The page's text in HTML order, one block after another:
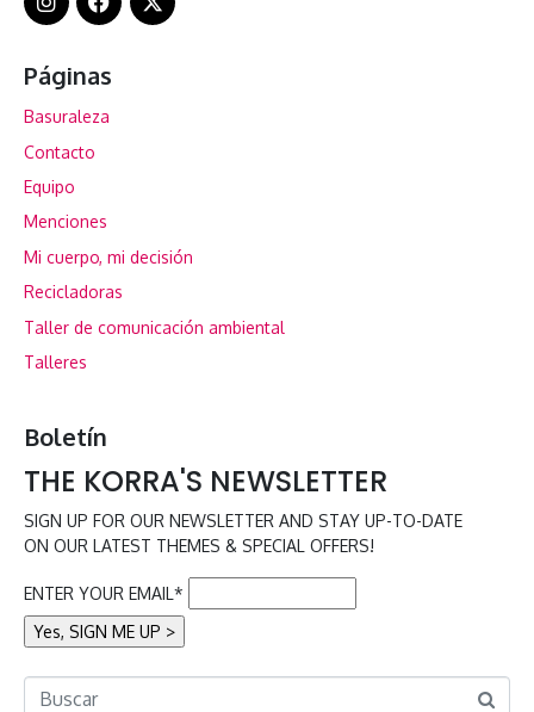
Páginas
Basuraleza
Contacto
Equipo
Menciones
Mi cuerpo, mi decisión
Recicladoras
Taller de comunicación ambiental
Talleres
Boletín
THE KORRA'S NEWSLETTER
SIGN UP FOR OUR NEWSLETTER AND STAY UP-TO-DATE
ON OUR LATEST THEMES & SPECIAL OFFERS!
ENTER YOUR EMAIL*